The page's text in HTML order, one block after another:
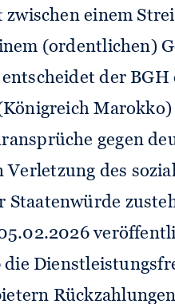
einem
(ordentlichen)
der BGH
Marokko)
gegen
des
Staatenwürde
die